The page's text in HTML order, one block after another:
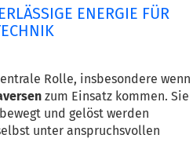
vergessen?ENERGIE FÜR
zum Einsatz kommen. Sie
und gelöst werden
unter anspruchsvollen